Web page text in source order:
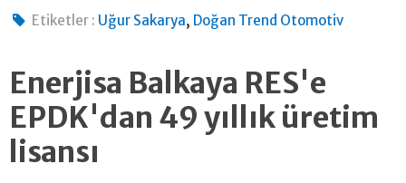
Etiketler : Uğur Sakarya, Doğan Trend Otomotiv
Enerjisa Balkaya RES'e
EPDK'dan 49 yıllık üretim
lisansı